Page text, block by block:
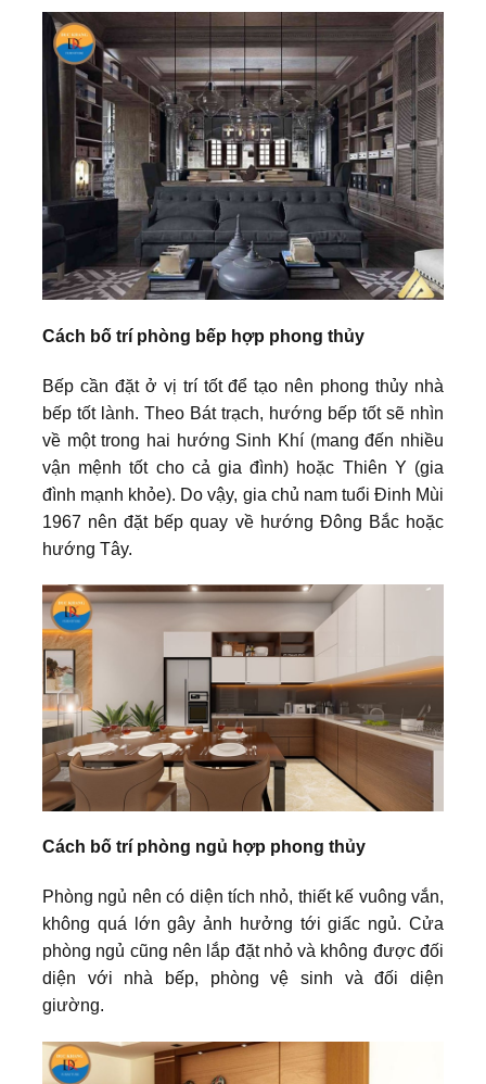
Cách bố trí phòng bếp hợp phong thủy
Bếp cần đặt ở vị trí tốt để tạo nên phong thủy nhà
bếp tốt lành. Theo Bát trạch, hướng bếp tốt sẽ nhìn
về một trong hai hướng Sinh Khí (mang đến nhiều
vận mệnh tốt cho cả gia đình) hoặc Thiên Y (gia
đình mạnh khỏe). Do vậy, gia chủ nam tuổi Đinh Mùi
1967 nên đặt bếp quay về hướng Đông Bắc hoặc
hướng Tây.
Cách bố trí phòng ngủ hợp phong thủy
Phòng ngủ nên có diện tích nhỏ, thiết kế vuông vắn,
không quá lớn gây ảnh hưởng tới giấc ngủ. Cửa
phòng ngủ cũng nên lắp đặt nhỏ và không được đối
diện với nhà bếp, phòng vệ sinh và đối diện
giường.